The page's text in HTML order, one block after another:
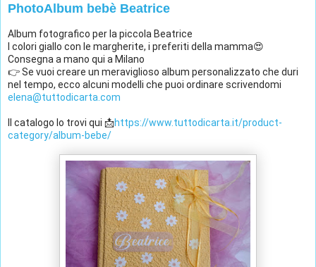
PhotoAlbum bebè Beatrice
Album fotografico per la piccola Beatrice
I colori giallo con le margherite, i preferiti della mamma😍
Consegna a mano qui a Milano
👉 Se vuoi creare un meraviglioso album personalizzato che duri
elena@tuttodicarta.com
Il catalogo lo trovi qui 📩https://www.tuttodicarta.it/product-
category/album-bebe/